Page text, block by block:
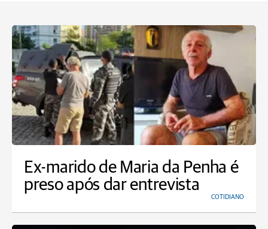
Ex-marido de Maria da Penha é
preso após dar entrevista
COTIDIANO